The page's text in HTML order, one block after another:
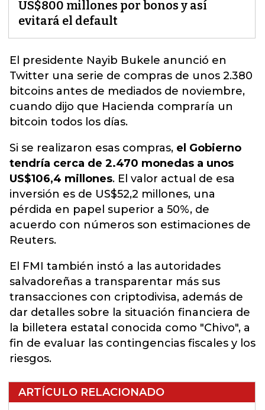
US$800 millones por bonos y así
evitará el default
El presidente Nayib Bukele anunció en
Twitter una serie de compras de unos 2.380
bitcoins antes de mediados de noviembre,
cuando dijo que Hacienda compraría un
bitcoin todos los días.
Si se realizaron esas compras, el Gobierno
tendría cerca de 2.470 monedas a unos
US$106,4 millones. El valor actual de esa
inversión es de US$52,2 millones, una
pérdida en papel superior a 50%, de
acuerdo con números son estimaciones de
Reuters.
El FMI también instó a las autoridades
salvadoreñas a transparentar más sus
transacciones con criptodivisa, además de
dar detalles sobre la situación financiera de
la billetera estatal conocida como "Chivo", a
fin de evaluar las contingencias fiscales y los
riesgos.
ARTÍCULO RELACIONADO